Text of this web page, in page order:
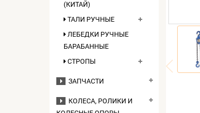
(КИТАЙ)
ТАЛИ РУЧНЫЕ
ЛЕБЕДКИ РУЧНЫЕ
БАРАБАННЫЕ
СТРОПЫ
ЗАПЧАСТИ
КОЛЕСА, РОЛИКИ И